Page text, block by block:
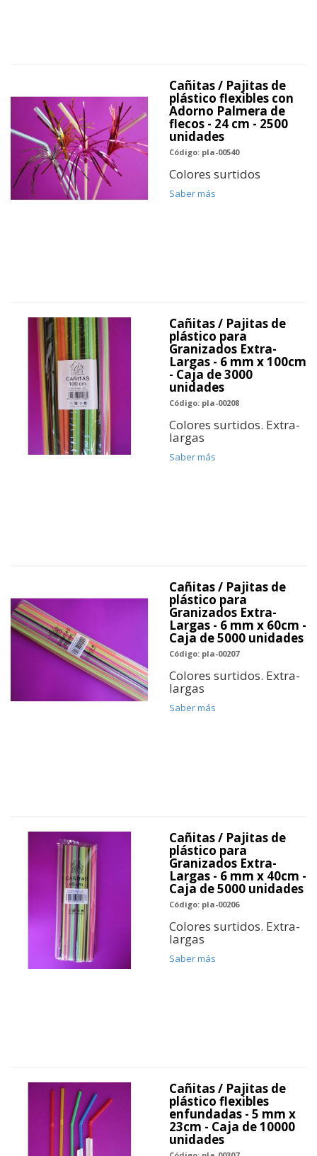
Cañitas / Pajitas de
plástico flexibles con
Adorno Palmera de
flecos - 24 cm - 2500
unidades
Código: pla-00540
Colores surtidos
Saber más
Cañitas / Pajitas de
plástico para
Granizados Extra-
Largas - 6 mm x 100cm
- Caja de 3000
unidades
Código: pla-00208
Colores surtidos. Extra-
largas
Saber más
Cañitas / Pajitas de
plástico para
Granizados Extra-
Largas - 6 mm x 60cm -
Caja de 5000 unidades
Código: pla-00207
Colores surtidos. Extra-
largas
Saber más
Cañitas / Pajitas de
plástico para
Granizados Extra-
Largas - 6 mm x 40cm -
Caja de 5000 unidades
Código: pla-00206
Colores surtidos. Extra-
largas
Saber más
Cañitas / Pajitas de
plástico flexibles
enfundadas - 5 mm x
23cm - Caja de 10000
unidades